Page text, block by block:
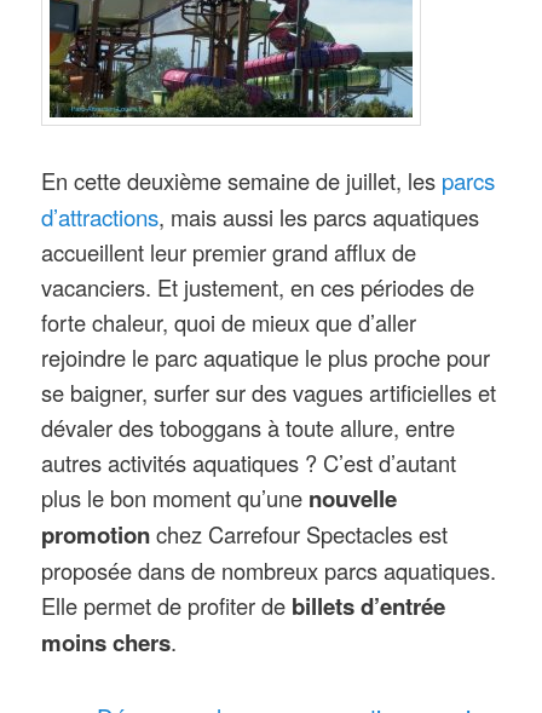
En cette deuxième semaine de juillet, les parcs
d’attractions, mais aussi les parcs aquatiques
accueillent leur premier grand afflux de
vacanciers. Et justement, en ces périodes de
forte chaleur, quoi de mieux que d’aller
rejoindre le parc aquatique le plus proche pour
se baigner, surfer sur des vagues artificielles et
dévaler des toboggans à toute allure, entre
autres activités aquatiques ? C’est d’autant
plus le bon moment qu’une nouvelle
promotionchez Carrefour Spectacles est
proposée dans de nombreux parcs aquatiques.
Elle permet de profiter de billets d’entrée
moins chers.